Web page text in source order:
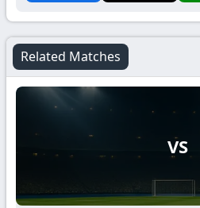
Related Matches
VS